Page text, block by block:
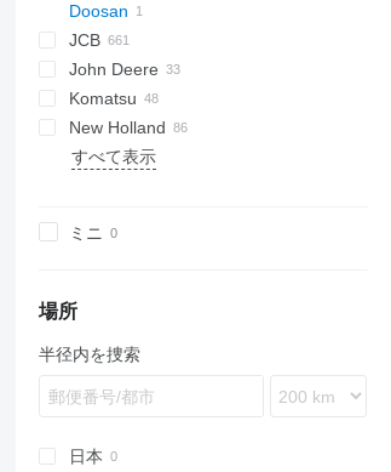
580
590
695
770
851
SR
416
420
422
424
426
428
434
NR
Doosan
555
575
590
760
860
FB
5000
HMK
806
807
906
H-series
Robex
JCB
1CX
2CX
3CX
3DX
110
John Deere
310 G
310 J
310 K
SK
Komatsu
PC
WB
B-series
R-series
R-series
856
CLG
MBL-X
50
60
New Holland
B-series
TC
PB
L-Series
820
970
VF
6300
BM
WZ
すべて表示
ミニ
場所
半径内を捜索
日本